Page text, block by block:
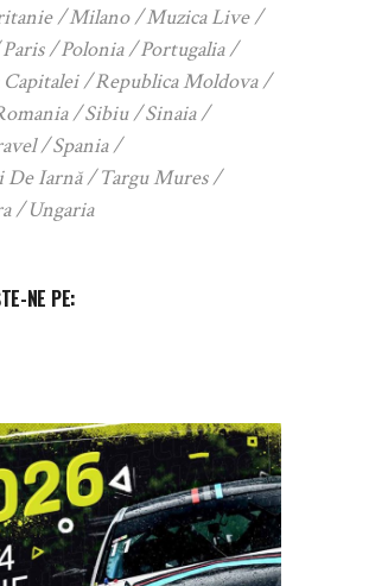
Milano
Muzica Live
Paris Polonia
Portugalia
Republica Moldova
Sibiu
Sinaia
Spania
De Iarnă
Targu Mures
Ungaria
NE PE: